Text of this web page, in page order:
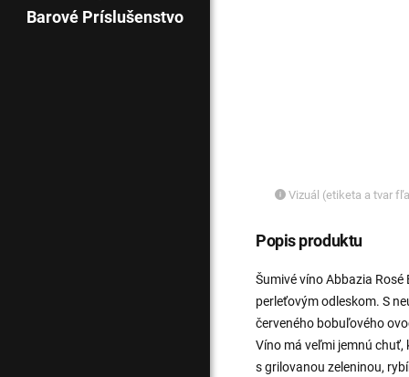
Vizuál (etiketa a tvar
Popis produktu
Šumivé víno Abbazia
perleťovým odleskom. S
červeného bobuľového
Víno má veľmi jemnú
s grilovanou zeleninou,
Barové Príslušenstvo